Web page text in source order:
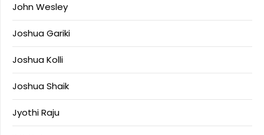
John Wesley
Joshua Gariki
Joshua Kolli
Joshua Shaik
Jyothi Raju